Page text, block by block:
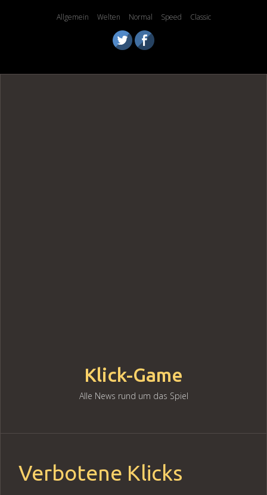
Allgemein Welten Normal Speed Classic
Klick-Game
Alle News rund um das Spiel
Skip
Verbotene Klicks